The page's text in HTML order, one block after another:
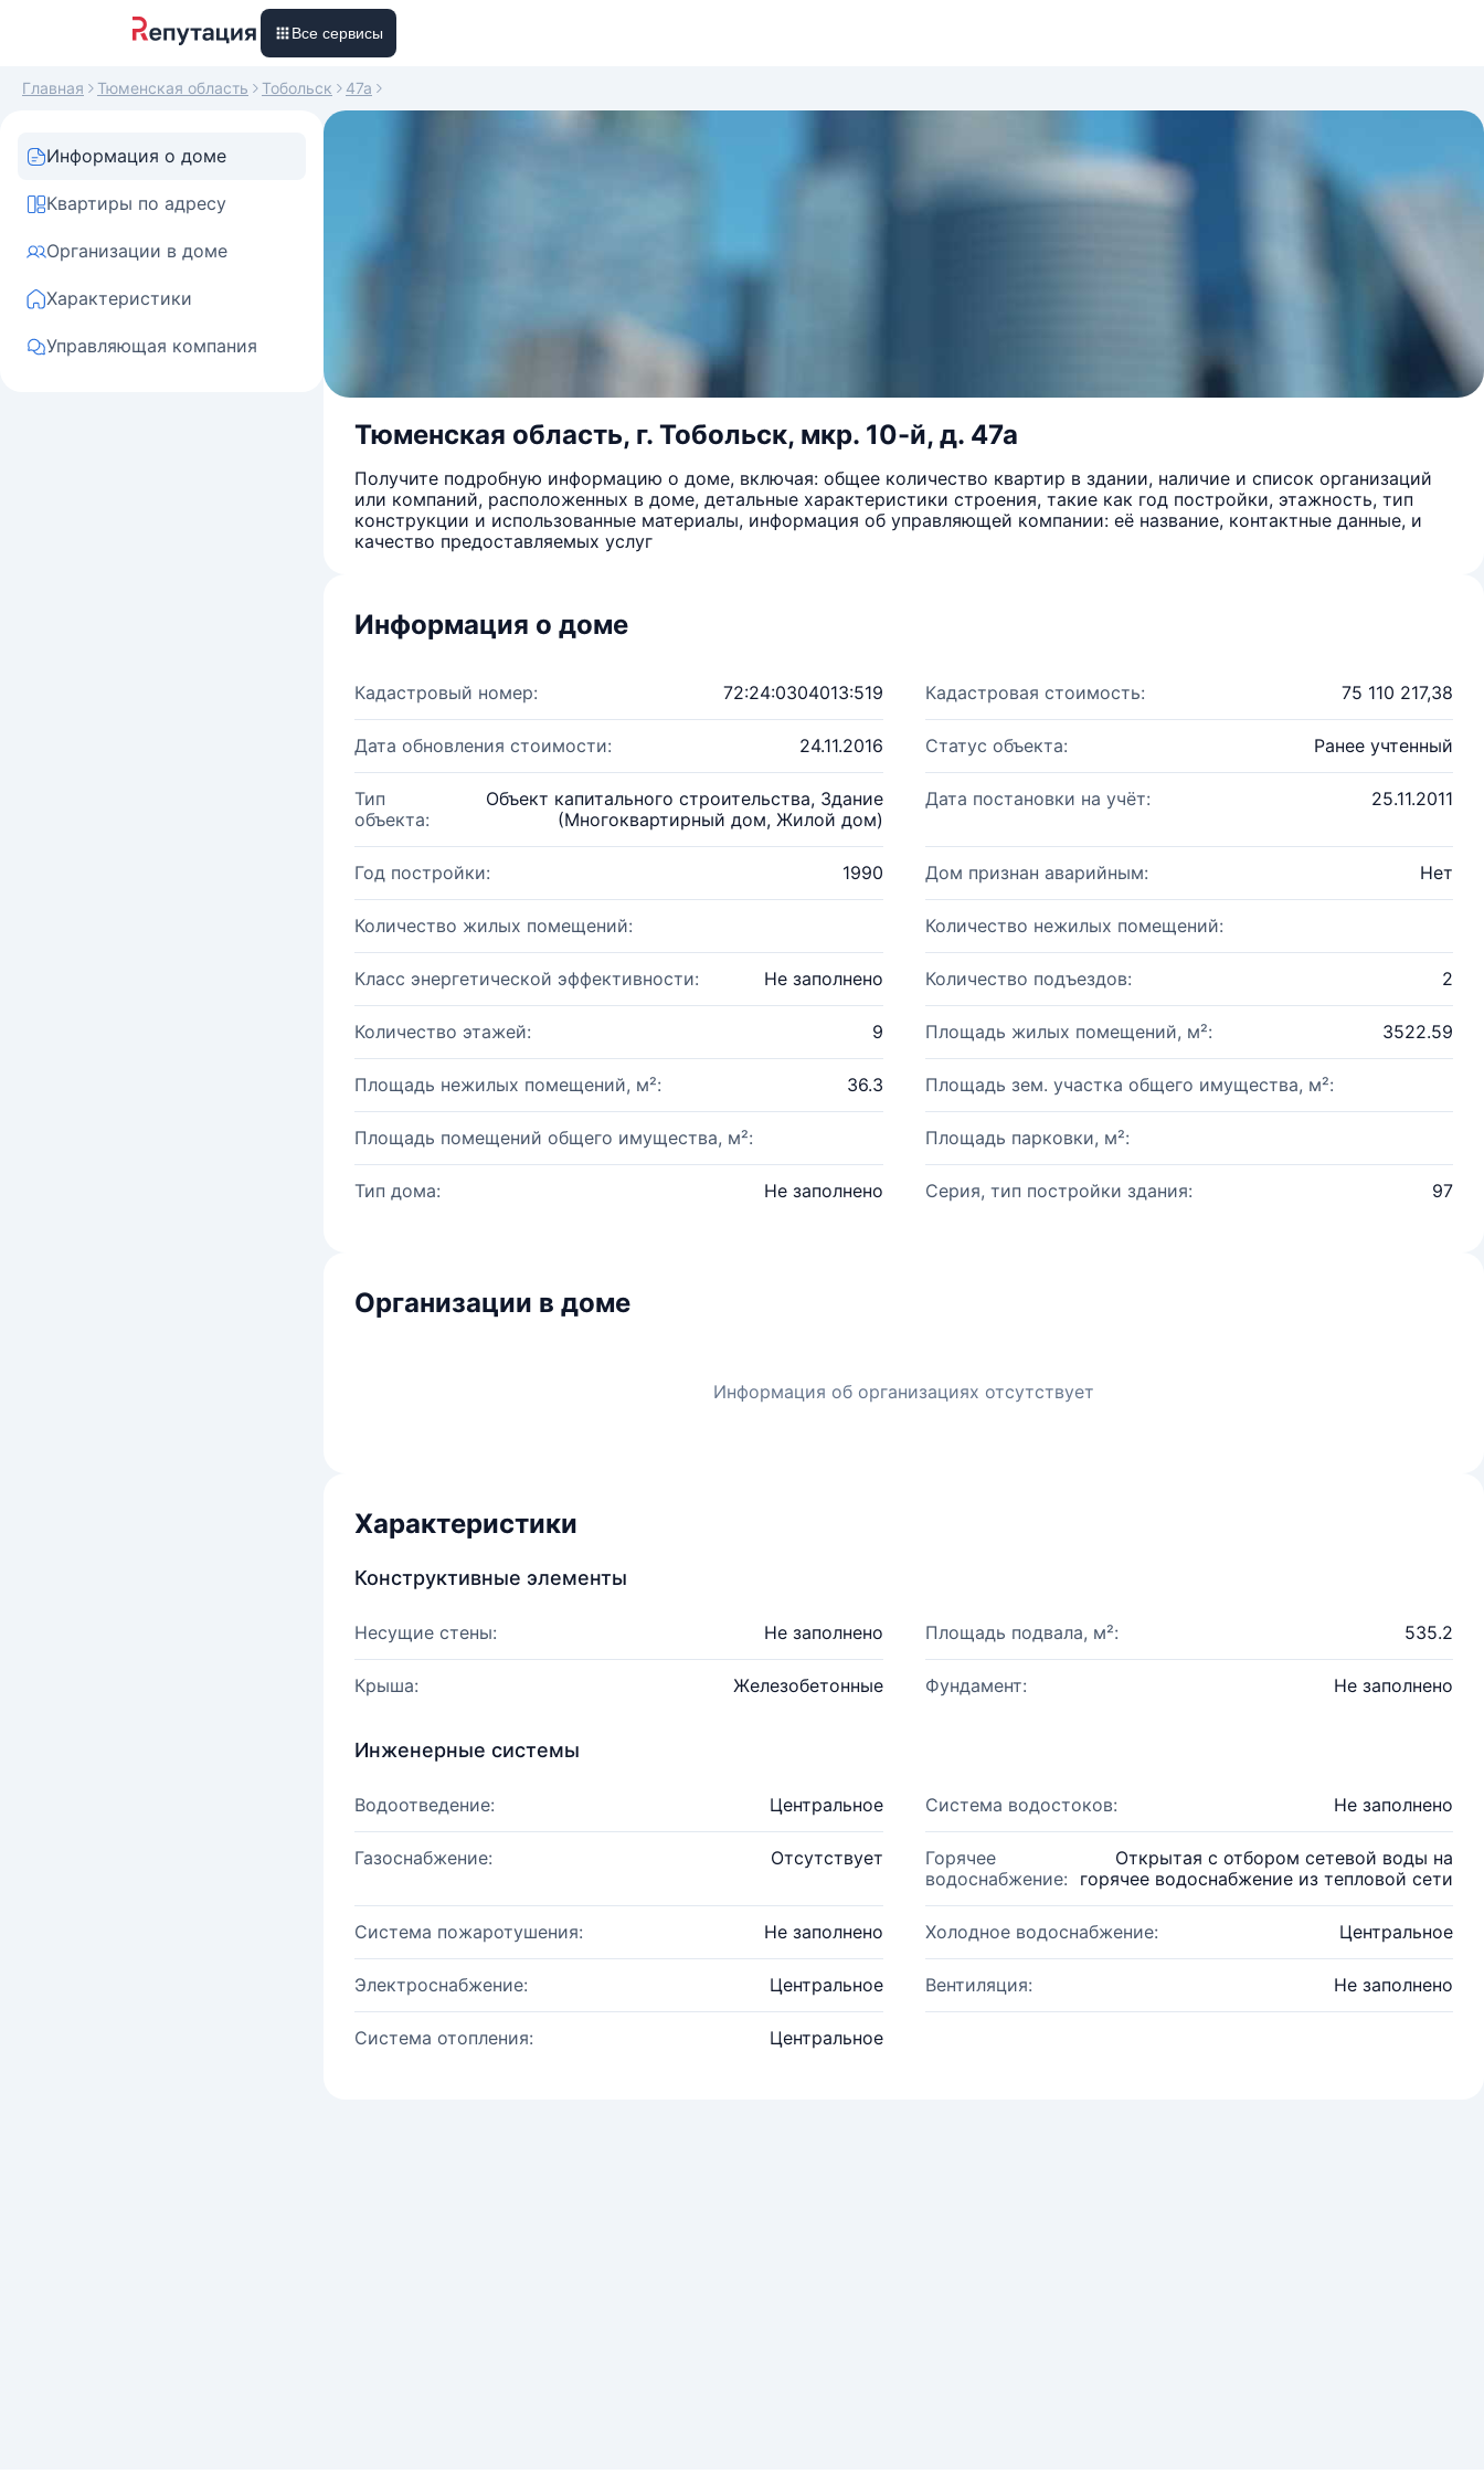
Все сервисы
Главная Тюменская область Тобольск 47а
Информация о доме
Квартиры по адресу
Организации в доме
Характеристики
Управляющая компания
Тюменская область, г. Тобольск, мкр. 10-й, д. 47а
Получите подробную информацию о доме, включая: общее количество квартир в здании, наличие и список организаций
или компаний, расположенных в доме, детальные характеристики строения, такие как год постройки, этажность, тип
конструкции и использованные материалы, информация об управляющей компании: её название, контактные данные, и
качество предоставляемых услуг
Информация о доме
Кадастровый номер: 72:24:0304013:519 Кадастровая стоимость: 75 110 217,38
Дата обновления стоимости: 24.11.2016 Статус объекта: Ранее учтенный
Тип
объекта:
Объект капитального строительства, Здание
(Многоквартирный дом, Жилой дом)
Дата постановки на учёт: 25.11.2011
Год постройки: 1990 Дом признан аварийным: Нет
Количество жилых помещений: Количество нежилых помещений:
Класс энергетической эффективности: Не заполнено Количество подъездов: 2
Количество этажей: 9 Площадь жилых помещений, м²: 3522.59
Площадь нежилых помещений, м²: 36.3 Площадь зем. участка общего имущества, м²:
Площадь помещений общего имущества, м²: Площадь парковки, м²:
Тип дома: Не заполнено Серия, тип постройки здания: 97
Организации в доме
Информация об организациях отсутствует
Характеристики
Конструктивные элементы
Несущие стены: Не заполнено Площадь подвала, м²: 535.2
Крыша: Железобетонные Фундамент: Не заполнено
Инженерные системы
Водоотведение: Центральное Система водостоков: Не заполнено
Газоснабжение: Отсутствует
Горячее
водоснабжение:
Открытая с отбором сетевой воды на
горячее водоснабжение из тепловой сети
Система пожаротушения: Не заполнено Холодное водоснабжение: Центральное
Электроснабжение: Центральное Вентиляция: Не заполнено
Система отопления: Центральное